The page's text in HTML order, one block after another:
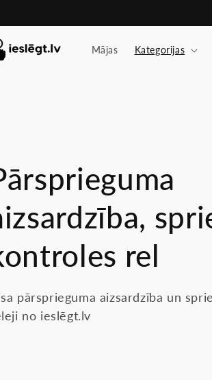
Mājas Kategorijas
rel
pārsprieguma aizsardzība un
no ieslēgt.lv